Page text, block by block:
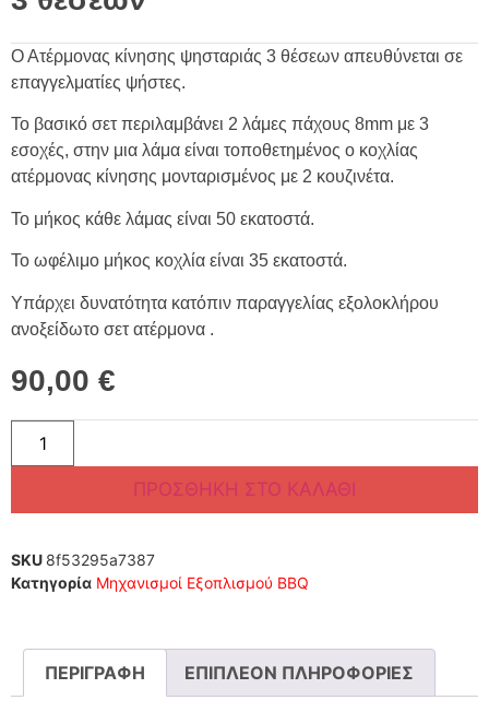
Ο Ατέρμονας κίνησης ψησταριάς 3 θέσεων απευθύνεται σε
επαγγελματίες ψήστες.
Το βασικό σετ περιλαμβάνει 2 λάμες πάχους 8mm με 3
εσοχές, στην μια λάμα είναι τοποθετημένος ο κοχλίας
ατέρμονας κίνησης μονταρισμένος με 2 κουζινέτα.
Το μήκος κάθε λάμας είναι 50 εκατοστά.
Το ωφέλιμο μήκος κοχλία είναι 35 εκατοστά.
Υπάρχει δυνατότητα κατόπιν παραγγελίας εξολοκλήρου
ανοξείδωτο σετ ατέρμονα .
90,00 €
ΠΡΟΣΘΉΚΗ ΣΤΟ ΚΑΛΆΘΙ
SKU 8f53295a7387
Κατηγορία Μηχανισμοί Εξοπλισμού BBQ
ΠΕΡΙΓΡΑΦΉ ΕΠΙΠΛΈΟΝ ΠΛΗΡΟΦΟΡΊΕΣ